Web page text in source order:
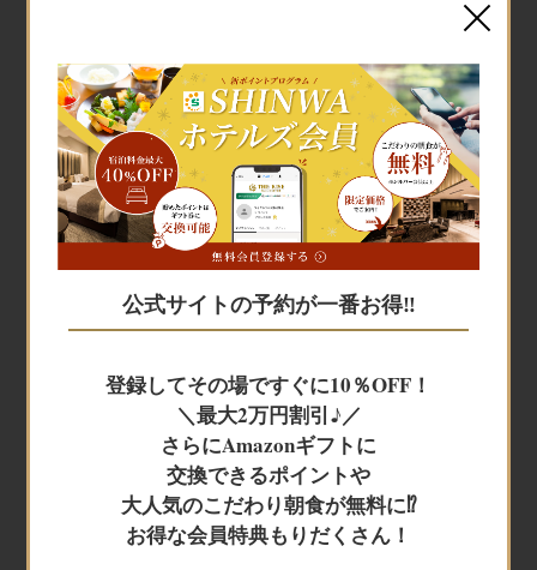
宿泊予約
宿泊予約
レンタカー+宿泊
航空券＋宿泊
公式サイトの予約が一番お得‼
登録してその場ですぐに10％OFF！
＼最大2万円割引♪／
さらにAmazonギフトに
交換できるポイントや
大人気のこだわり朝食が無料に⁉
お得な会員特典もりだくさん！